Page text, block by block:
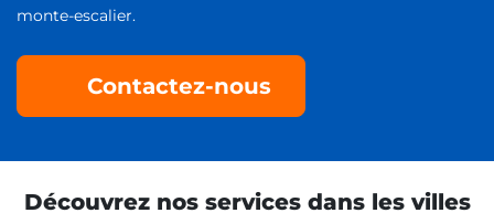
monte-escalier.
Contactez-nous
Découvrez nos services dans les villes